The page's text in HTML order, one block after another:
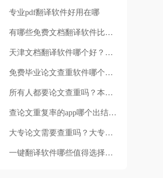
专业pdf翻译软件好用在哪
有哪些免费文档翻译软件比较好用？怎么免费翻译文件？
天津文档翻译软件哪个好？如何进行免费在线翻译？
免费毕业论文查重软件哪个最受欢迎？论文查重怎么查的？
所有人都要论文查重吗？本科毕业论文的附录会被查重吗？
查论文重复率的app哪个出结果最快？在手机上如何使用呢？
大专论文需要查重吗？大专论文查重率多少合格？
一键翻译软件哪些值得选择呢？怎么一键翻译？